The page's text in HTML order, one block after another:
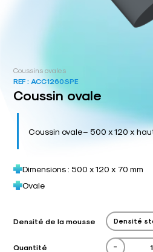
Coussins ovales
REF : ACC1260SPE
Coussin ovale
Coussin ovale – 500 x 120 x
Dimensions : 500 x 120 x 70 mm
Ovale
Densité de la mousse
Quantité -